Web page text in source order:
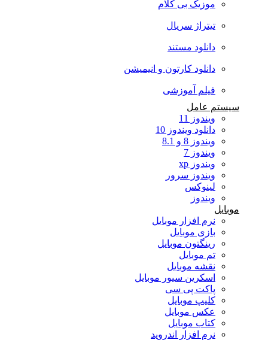
موزیک بی کلام
تیتراژ سریال
دانلود مستند
دانلود کارتون و انیمیشن
فیلم آموزشی
سیستم عامل
ویندوز 11
دانلود ویندوز 10
ویندوز 8 و 8.1
ویندوز 7
ویندوز xp
ویندوز سرور
لینوکس
ویندوز
موبایل
نرم افزار موبایل
بازی موبایل
رینگتون موبایل
تم موبایل
نقشه موبایل
اسکرین سیور موبایل
پاکت پی سی
کلیپ موبایل
عکس موبایل
کتاب موبایل
نرم افزار اندروید